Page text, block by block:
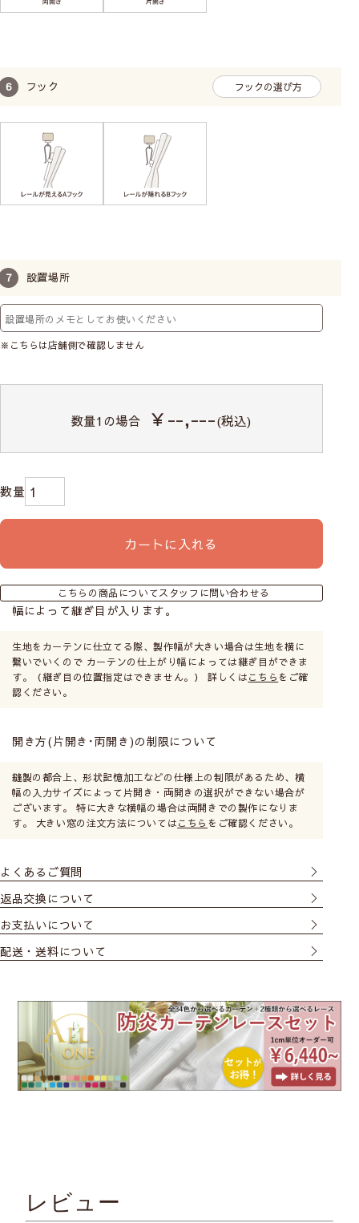
レースでもぼんやりとシルエットがわかる場合がありま
フック フックの選び方
設置場所
※こちらは店舗側で確認しません
数量1の場合 ￥--,---(税込)
カートに入れる
こちらの商品についてスタッフに問い合わせる
幅によって継ぎ目が入ります。
生地をカーテンに仕立てる際、製作幅が大きい場合は生地を横に
繋いでいくので カーテンの仕上がり幅によっては継ぎ目ができま
す。（継ぎ目の位置指定はできません。） 詳しくはこちら をご確
認ください。
開き方(片開き･両開き)の制限について
縫製の都合上、形状記憶加工などの仕様上の制限があるため、横
幅の入力サイズによって片開き・両開きの選択ができない場合が
ございます。 特に大きな横幅の場合は両開きでの製作になりま
す。 大きい窓の注文方法についてはこちら をご確認ください。
よくあるご質問
返品交換について
お支払いについて
配送・送料について
レビュー